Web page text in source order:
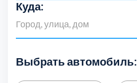
Куда:
Выбрать автомобиль:
Волоколамский
Воскресенский
Дмитровский